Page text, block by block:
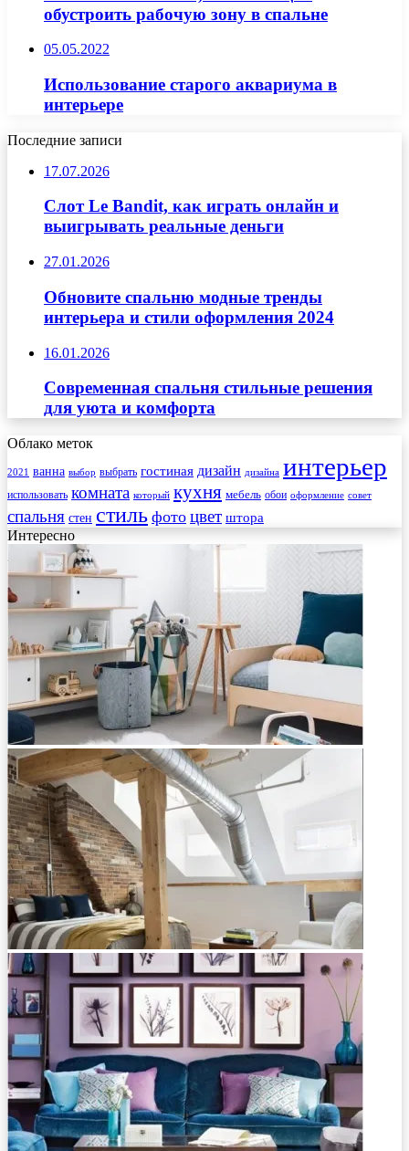
обустроить рабочую зону в спальне
05.05.2022
Использование старого аквариума в
интерьере
Последние записи
17.07.2026
Слот Le Bandit, как играть онлайн и
выигрывать реальные деньги
27.01.2026
Обновите спальню модные тренды
интерьера и стили оформления 2024
16.01.2026
Современная спальня стильные решения
для уюта и комфорта
Облако меток
2021 ванна выбор выбрать гостиная дизайн дизайна интерьер
использовать комната который кухня мебель обои оформление совет
спальня стен стиль фото цвет штора
Интересно